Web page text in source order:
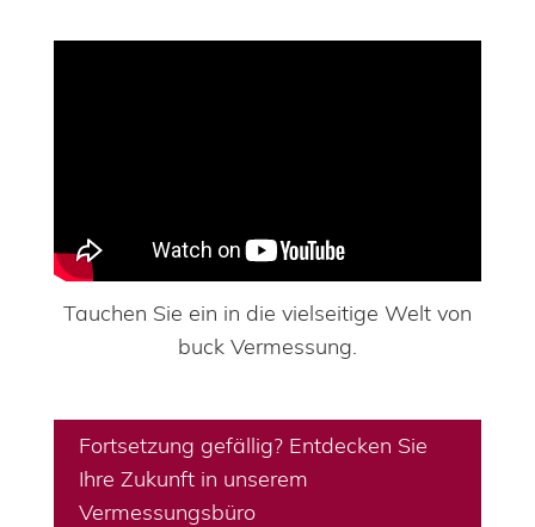
Tauchen Sie ein in die vielseitige Welt von
buck Vermessung.
Fortsetzung gefällig? Entdecken Sie
Ihre Zukunft in unserem
Vermessungsbüro